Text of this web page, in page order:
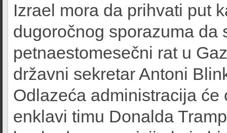
Izrael mora da prihvati put
dugoročnog sporazuma da
petnaestomesečni rat u
državni sekretar Antoni
Odlazeća administracija
enklavi timu Donalda